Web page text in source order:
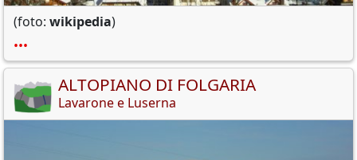
(foto: wikipedia)
•••
ALTOPIANO DI FOLGARIA
Lavarone e Luserna